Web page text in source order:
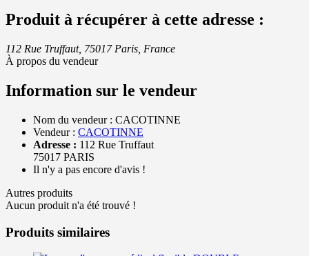
distribution
Produit à récupérer à cette adresse :
112 Rue Truffaut, 75017 Paris, France
À propos du vendeur
Information sur le vendeur
Nom du vendeur : CACOTINNE
Vendeur : CACOTINNE
Adresse : 112 Rue Truffaut
75017 PARIS
Il n'y a pas encore d'avis !
Autres produits
Aucun produit n'a été trouvé !
Produits similaires